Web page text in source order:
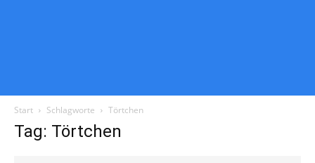
Start Schlagworte Törtchen
Tag: Törtchen